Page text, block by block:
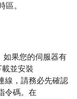
。
如果您的伺服器有
並安裝
線，請務必先確認
令碼。在